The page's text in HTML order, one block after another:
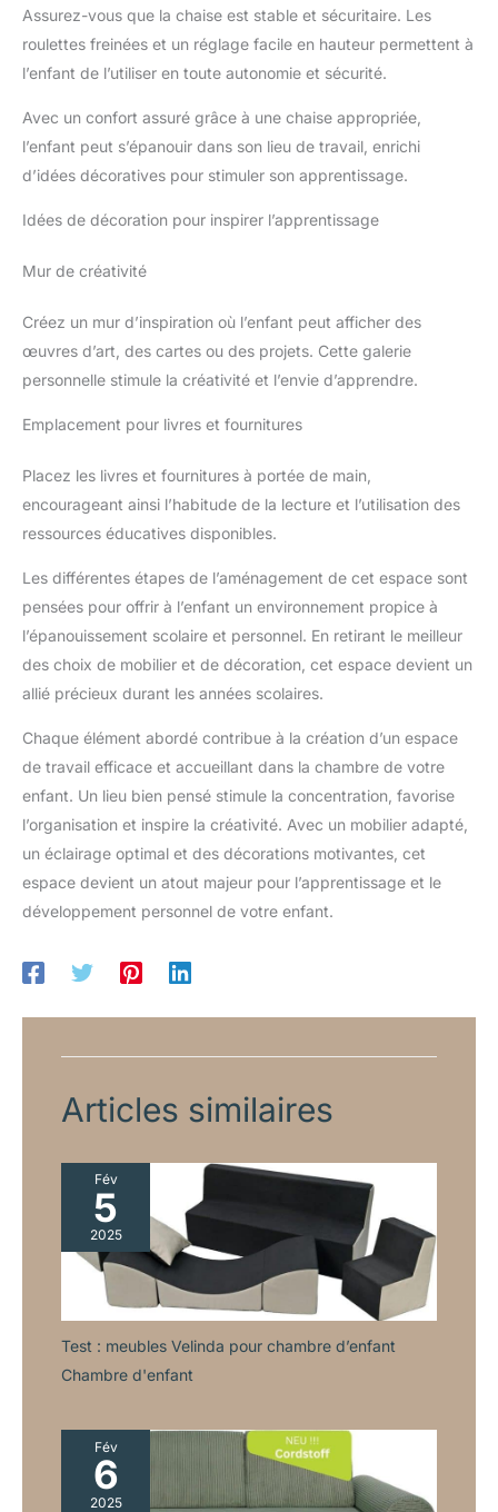
résistant aux taches et se
nettoie en un clin d'œil à l'aide
d'un simple chiffon humide.
Montage rapide et intuitif avec
montage tout seul en 10 minutes
votre espace : Les lignes épurées de la chaise s'équilibrent
léger et adorable. Cette jolie chaise s'adapte à différents
styles et est parfaite pour n'importe quel espace - bureau,
salon, chambre à coucher, etc. Colorée et compacte, elle peut
cadeau ou pour vous-même ! 4. Hauteur réglable, roues
silencieuses, rotation à 360 degrés : Cette chaise enfant
pivotante sans accoudoir est dotée d'une large plage de
différents âges et tailles. Il s'agit également d'un choix idéal
360 degrés lui confèrent une grande souplesse de
déplacement, à tout moment et en tout lieu. Non seulement
amusant à votre espace！ 5. Robuste et durable : Cette chaise
de coiffeuse simple et mignonne utilise un vérin à gaz de haute
peut supporter jusqu'à 136 KG. De plus, elle est facile à
assembler.
Assurez-vous que la chaise est stable et sécuritaire. Les
roulettes freinées et un réglage facile en hauteur permettent à
l’enfant de l’utiliser en toute autonomie et sécurité.
Avec un confort assuré grâce à une chaise appropriée,
l’enfant peut s’épanouir dans son lieu de travail, enrichi
d’idées décoratives pour stimuler son apprentissage.
Idées de décoration pour inspirer l’apprentissage
Mur de créativité
Créez un mur d’inspiration où l’enfant peut afficher des
œuvres d’art, des cartes ou des projets. Cette galerie
personnelle stimule la créativité et l’envie d’apprendre.
Emplacement pour livres et fournitures
Placez les livres et fournitures à portée de main,
encourageant ainsi l’habitude de la lecture et l’utilisation des
ressources éducatives disponibles.
Les différentes étapes de l’aménagement de cet espace sont
pensées pour offrir à l’enfant un environnement propice à
l’épanouissement scolaire et personnel. En retirant le meilleur
des choix de mobilier et de décoration, cet espace devient un
allié précieux durant les années scolaires.
Chaque élément abordé contribue à la création d’un espace
de travail efficace et accueillant dans la chambre de votre
enfant. Un lieu bien pensé stimule la concentration, favorise
l’organisation et inspire la créativité. Avec un mobilier adapté,
un éclairage optimal et des décorations motivantes, cet
espace devient un atout majeur pour l’apprentissage et le
développement personnel de votre enfant.
Articles similaires
Fév
5
2025
Test : meubles Velinda pour chambre d’enfant
Chambre d'enfant
Fév
6
2025